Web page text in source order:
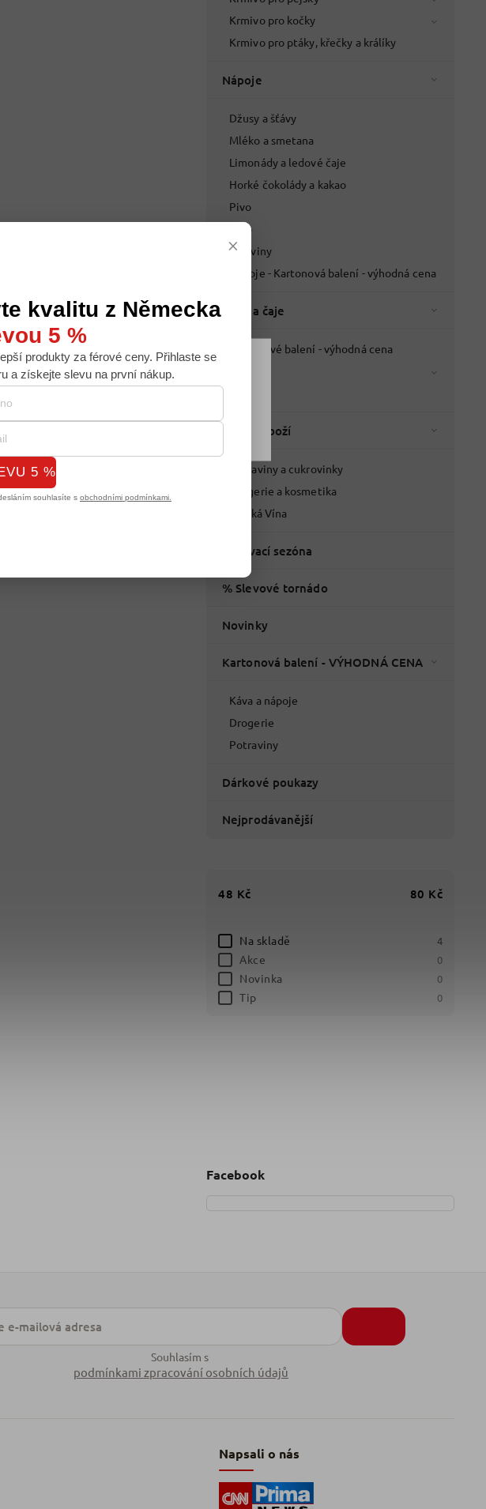
používáme k
Souhlasím
Krmivo pro kočky
Krmivo pro ptáky, křečky a králíky
Nápoje
Džusy a šťávy
Mléko a smetana
Limonády a ledové čaje
Horké čokolády a kakao
Pivo
Víno
Lihoviny
Nápoje - Kartonová balení - výhodná cena
Káva a čaje
Kartonové balení - výhodná cena
Italské zboží
Potraviny a cukrovinky
Drogerie a kosmetika
Italská Vína
Grilovací sezóna
% Slevové tornádo
Novinky
Kartonová balení - VÝHODNÁ CENA
Káva a nápoje
Drogerie
Potraviny
Dárkové poukazy
Nejprodávanější
48 Kč 80 Kč
Na skladě 4
Akce 0
Novinka 0
Tip 0
Facebook
Souhlasím s
podmínkami zpracování osobních údajů
Napsali o nás
×
kvalitu z Německa
5 %
produkty za férové ceny. Přihlaste se
a získejte slevu na první nákup.
5 %
souhlasíte s obchodními podmínkami.